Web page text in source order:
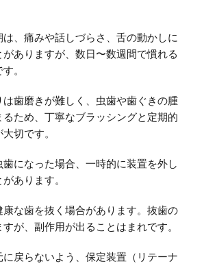
は、痛みや話しづらさ、舌の動かしに
がありますが、数日〜数週間で慣れる
。
は歯磨きが難しく、虫歯や歯ぐきの腫
ため、丁寧なブラッシングと定期的
切です。
歯になった場合、一時的に装置を外し
あります。
康な歯を抜く場合があります。抜歯の
が、副作用が出ることはまれです。
に戻らないよう、保定装置（リテーナ